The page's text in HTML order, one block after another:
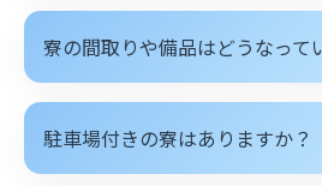
寮の間取りや備品はどうなって
駐車場付きの寮はありますか？